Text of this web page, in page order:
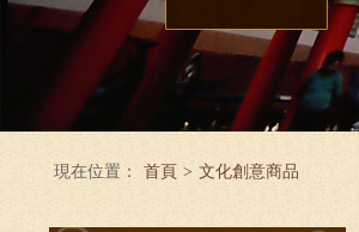
現在位置： 首頁 > 文化創意商品